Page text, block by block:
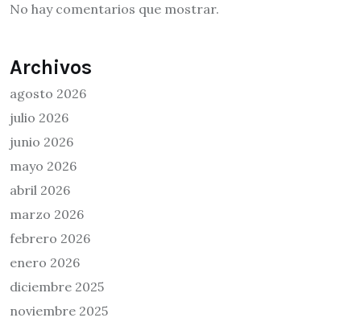
No hay comentarios que mostrar.
Archivos
agosto 2026
julio 2026
junio 2026
mayo 2026
abril 2026
marzo 2026
febrero 2026
enero 2026
diciembre 2025
noviembre 2025